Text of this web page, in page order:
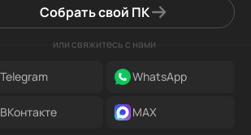
Собрать свой ПК
или свяжитесь с нами
Telegram WhatsApp
ВКонтакте MAX